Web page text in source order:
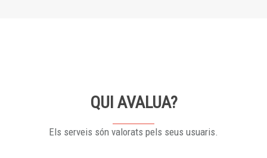
QUI AVALUA?
Els serveis són valorats pels seus usuaris.